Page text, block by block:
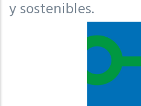
y sostenibles.